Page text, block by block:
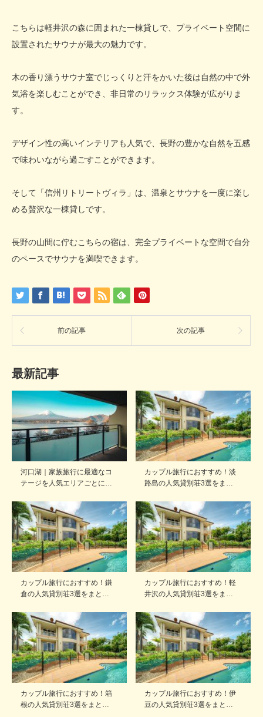
こちらは軽井沢の森に囲まれた一棟貸しで、プライベート空間に
設置されたサウナが最大の魅力です。
木の香り漂うサウナ室でじっくりと汗をかいた後は自然の中で外
気浴を楽しむことができ、非日常のリラックス体験が広がりま
す。
デザイン性の高いインテリアも人気で、長野の豊かな自然を五感
で味わいながら過ごすことができます。
そして「信州リトリートヴィラ」は、温泉とサウナを一度に楽し
める贅沢な一棟貸しです。
長野の山間に佇むこちらの宿は、完全プライベートな空間で自分
のペースでサウナを満喫できます。
前の記事 次の記事
最新記事
河口湖｜家族旅行に最適なコ
テージを人気エリアごとに…
カップル旅行におすすめ！淡
路島の人気貸別荘3選をま…
カップル旅行におすすめ！鎌
倉の人気貸別荘3選をまと…
カップル旅行におすすめ！軽
井沢の人気貸別荘3選をま…
カップル旅行におすすめ！箱
根の人気貸別荘3選をまと…
カップル旅行におすすめ！伊
豆の人気貸別荘3選をまと…